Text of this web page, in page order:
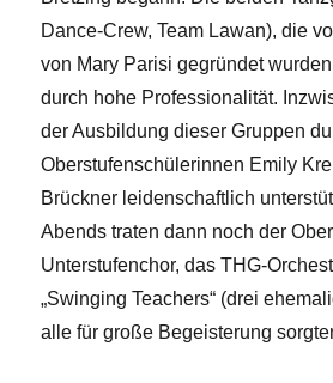
Dance-Crew, Team Lawan), die
von Mary Parisi gegründet
durch hohe Professionalität.
der Ausbildung dieser Gruppen
Oberstufenschülerinnen Emily
Brückner leidenschaftlich
Abends traten dann noch der
Unterstufenchor, das THG-
„Swinging Teachers“ (drei
alle für große Begeisterung